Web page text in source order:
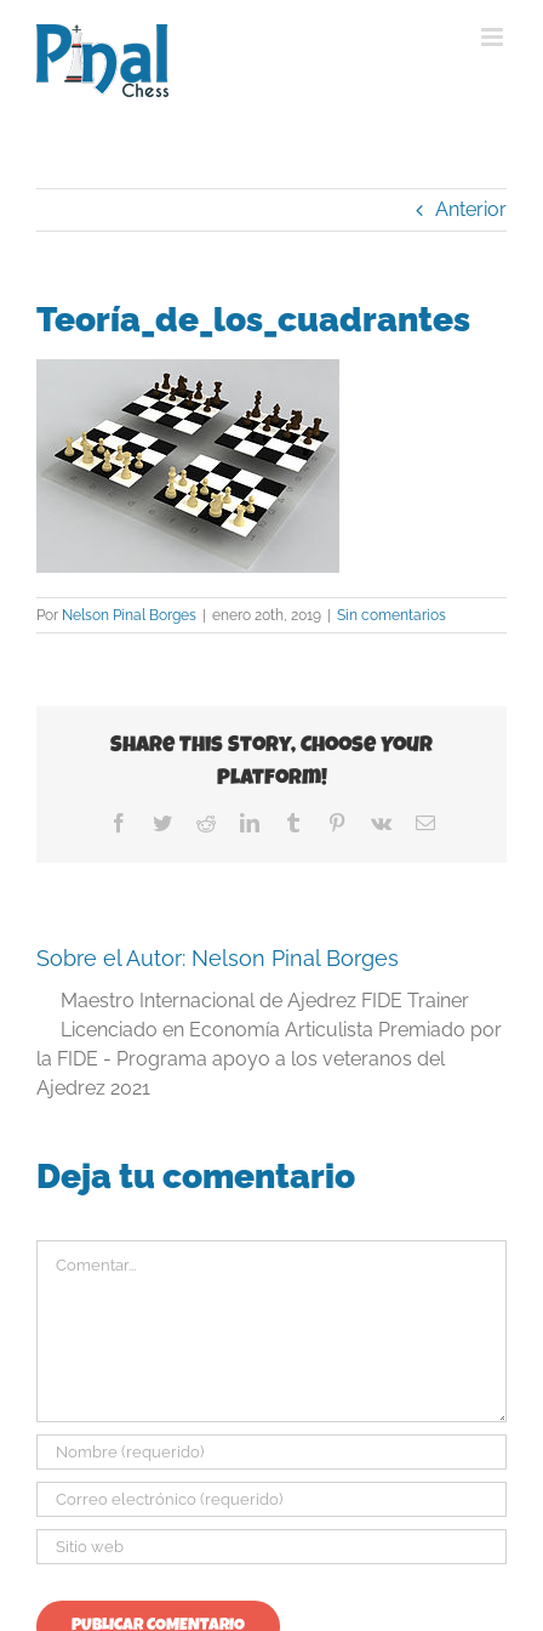
contenido
Anterior
Teoría_de_los_cuadrantes
Por Nelson Pinal Borges | enero 20th, 2019 | Sin comentarios
Share This Story, Choose Your
Platform!
Facebook
TwitterRedditLinkedInTumblr Pinterest
Vk
Correo
Sobre el Autor: Nelson Pinal Borges
Maestro Internacional de Ajedrez FIDE Trainer
Licenciado en Economía Articulista Premiado por
la FIDE - Programa apoyo a los veteranos del
Ajedrez 2021
Deja tu comentario